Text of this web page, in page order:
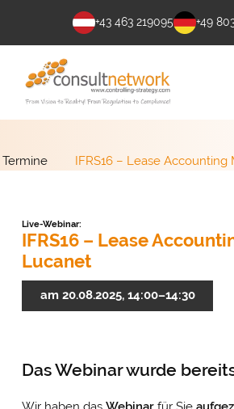
+43 463 219095 +49
Termine IFRS16 – Lease
Live-Webinar:
IFRS16 – Lease
Lucanet
am 20.08.2025, 14:00–14:30
Das Webinar wurde